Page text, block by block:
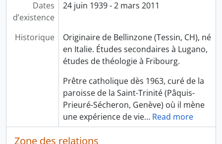
Dates
d’existence
24 juin 1939 - 2 mars 2011
Historique
Originaire de Bellinzone (Tessin, CH), né
en Italie. Études secondaires à Lugano,
études de théologie à Fribourg.
Prêtre catholique dès 1963, curé de la
paroisse de la Saint-Trinité (Pâquis-
Prieuré-Sécheron, Genève) où il mène
une expérience de vie… Read more
Zone des relations